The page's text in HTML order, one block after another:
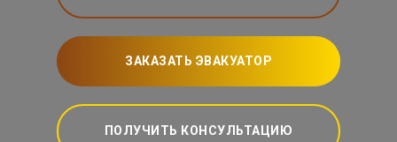
ЗАКАЗАТЬ ЭВАКУАТОР
ПОЛУЧИТЬ КОНСУЛЬТАЦИЮ